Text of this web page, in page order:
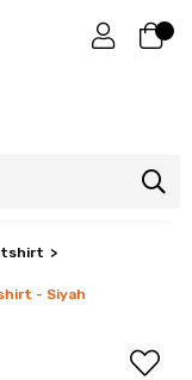
- Siyah